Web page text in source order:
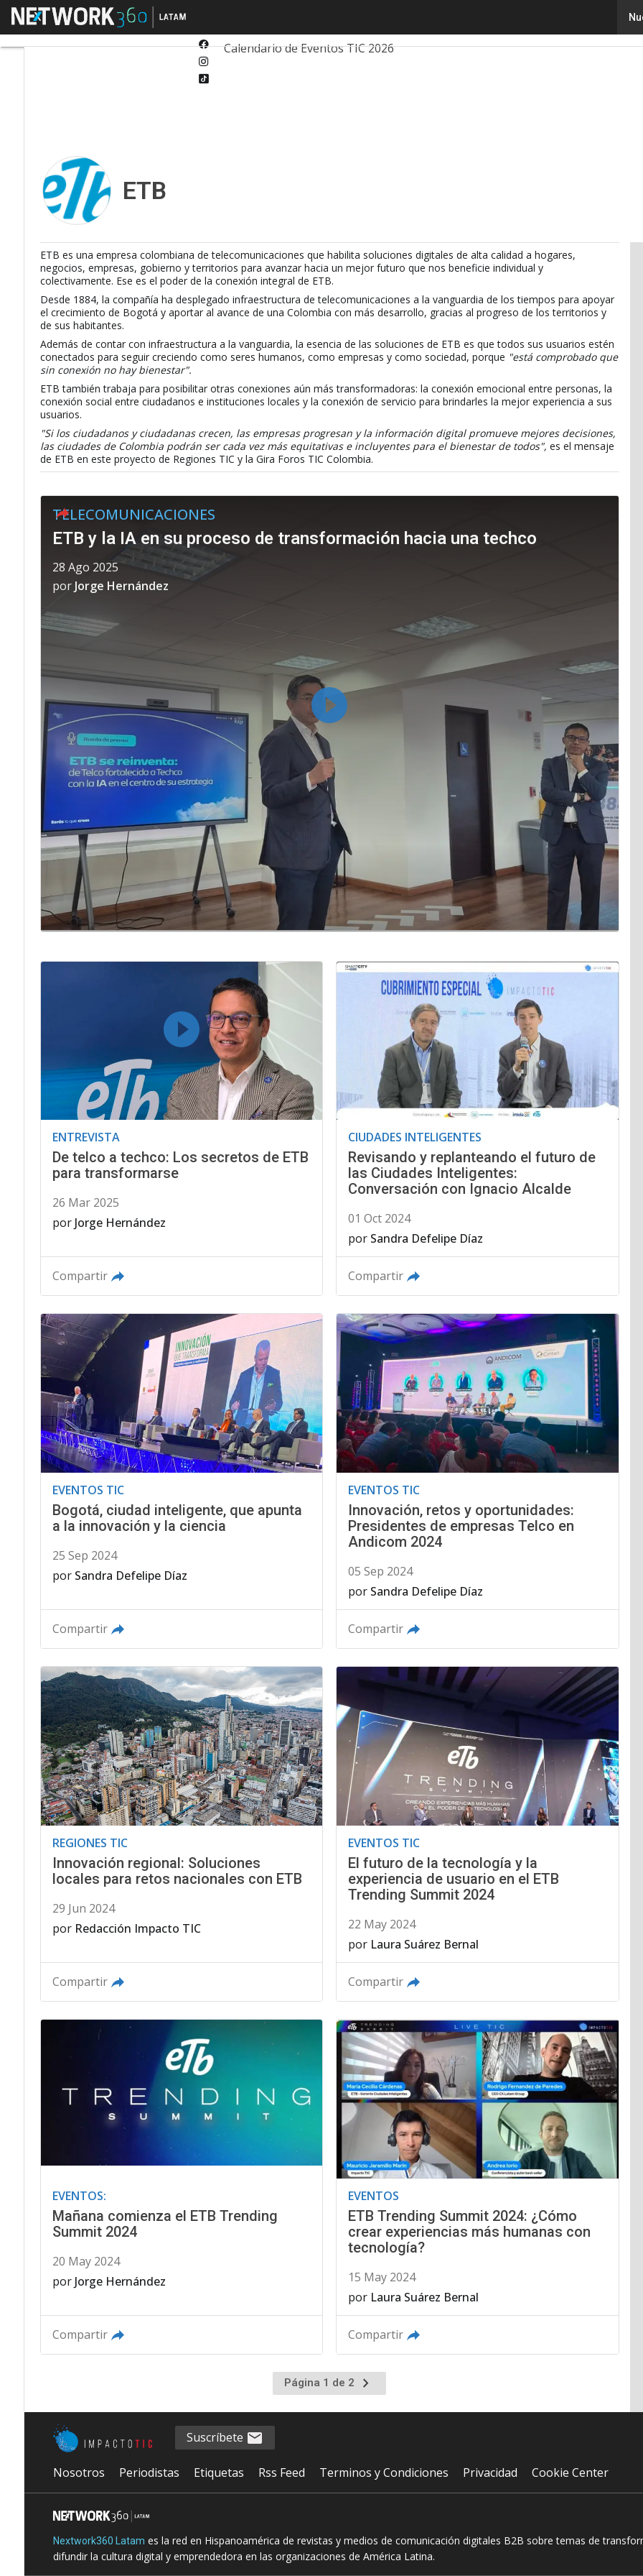
Menú
Facebook
Ciberseguridad
Calendario de Eventos TIC 2026
ETB
ETB es una empresa colombiana de telecomunicaciones que habilita soluciones digitales de alta calidad a hogares,
negocios, empresas, gobierno y territorios para avanzar hacia un mejor futuro que nos beneficie individual y
colectivamente. Ese es el poder de la conexión integral de ETB.
Desde 1884, la compañía ha desplegado infraestructura de telecomunicaciones a la vanguardia de los tiempos para apoyar
el crecimiento de Bogotá y aportar al avance de una Colombia con más desarrollo, gracias al progreso de los territorios y
de sus habitantes.
Además de contar con infraestructura a la vanguardia, la esencia de las soluciones de ETB es que todos sus usuarios estén
conectados para seguir creciendo como seres humanos, como empresas y como sociedad, porque "está comprobado que
sin conexión no hay bienestar".
ETB también trabaja para posibilitar otras conexiones aún más transformadoras: la conexión emocional entre personas, la
conexión social entre ciudadanos e instituciones locales y la conexión de servicio para brindarles la mejor experiencia a sus
usuarios.
"Si los ciudadanos y ciudadanas crecen, las empresas progresan y la información digital promueve mejores decisiones,
las ciudades de Colombia podrán ser cada vez más equitativas e incluyentes para el bienestar de todos", es el mensaje
de ETB en este proyecto de Regiones TIC y la Gira Foros TIC Colombia.
TELECOMUNICACIONES
ETB y la IA en su proceso de transformación hacia una techco
28 Ago 2025
por Jorge Hernández
ENTREVISTA
De telco a techco: Los secretos de ETB
para transformarse
26 Mar 2025
por Jorge Hernández
Compartir
CIUDADES INTELIGENTES
Revisando y replanteando el futuro de
las Ciudades Inteligentes:
Conversación con Ignacio Alcalde
01 Oct 2024
por Sandra Defelipe Díaz
Compartir
EVENTOS TIC
Bogotá, ciudad inteligente, que apunta
a la innovación y la ciencia
25 Sep 2024
por Sandra Defelipe Díaz
Compartir
EVENTOS TIC
Innovación, retos y oportunidades:
Presidentes de empresas Telco en
Andicom 2024
05 Sep 2024
por Sandra Defelipe Díaz
Compartir
REGIONES TIC
Innovación regional: Soluciones
locales para retos nacionales con ETB
29 Jun 2024
por Redacción Impacto TIC
Compartir
EVENTOS TIC
El futuro de la tecnología y la
experiencia de usuario en el ETB
Trending Summit 2024
22 May 2024
por Laura Suárez Bernal
Compartir
EVENTOS:
Mañana comienza el ETB Trending
Summit 2024
20 May 2024
por Jorge Hernández
Compartir
EVENTOS
ETB Trending Summit 2024: ¿Cómo
crear experiencias más humanas con
tecnología?
15 May 2024
por Laura Suárez Bernal
Compartir
Página 1 de 2
Ir
a
la
Suscríbete
Nosotros Periodistas Etiquetas Rss Feed Terminos y Condiciones Privacidad Cookie Center
Nextwork360 Latam es la red en Hispanoamérica de revistas y medios de comunicación digitales B2B sobre temas de
difundir la cultura digital y emprendedora en las organizaciones de América Latina.